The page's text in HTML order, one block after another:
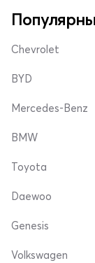
Chevrolet
BYD
Mercedes-Benz
BMW
Toyota
Daewoo
Genesis
Volkswagen